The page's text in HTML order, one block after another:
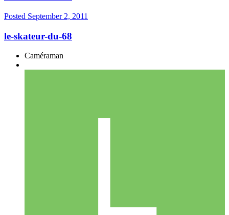
Posted September 2, 2011
le-skateur-du-68
Caméraman